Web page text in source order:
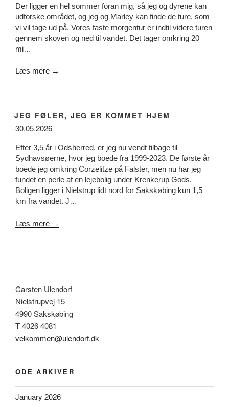
Der ligger en hel sommer foran mig, så jeg og dyrene kan
udforske området, og jeg og Marley kan finde de ture, som
vi vil tage ud på. Vores faste morgentur er indtil videre turen
gennem skoven og ned til vandet. Det tager omkring 20
mi…
Læs mere →
JEG FØLER, JEG ER KOMMET HJEM
30.05.2026
Efter 3,5 år i Odsherred, er jeg nu vendt tilbage til
Sydhavsøerne, hvor jeg boede fra 1999-2023. De første år
boede jeg omkring Corzelitze på Falster, men nu har jeg
fundet en perle af en lejebolig under Krenkerup Gods.
Boligen ligger i Nielstrup lidt nord for Sakskøbing kun 1,5
km fra vandet. J…
Læs mere →
Carsten Ulendorf
Nielstrupvej 15
4990 Sakskøbing
T 4026 4081
velkommen@ulendorf.dk
ODE ARKIVER
January 2026